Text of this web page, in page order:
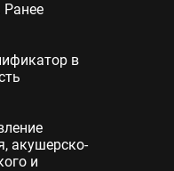
Ранее
в
акушерско-
и